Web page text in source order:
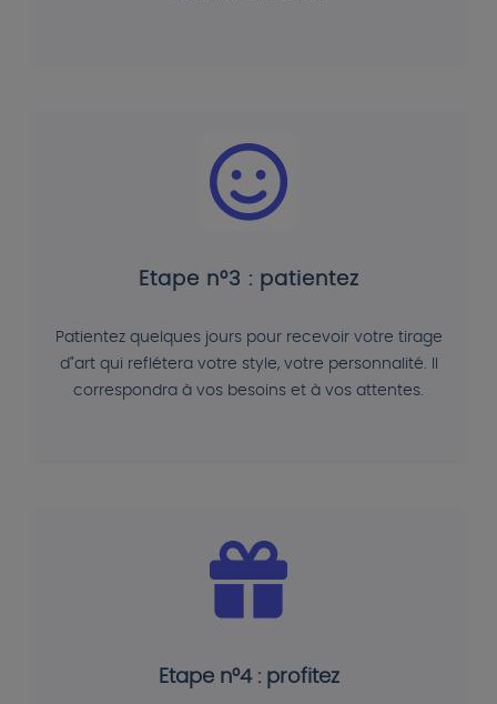
Etape n°3 : patientez
Patientez quelques jours pour recevoir votre tirage
d"art qui reflétera votre style, votre personnalité. Il
correspondra à vos besoins et à vos attentes.
Etape n°4 : profitez